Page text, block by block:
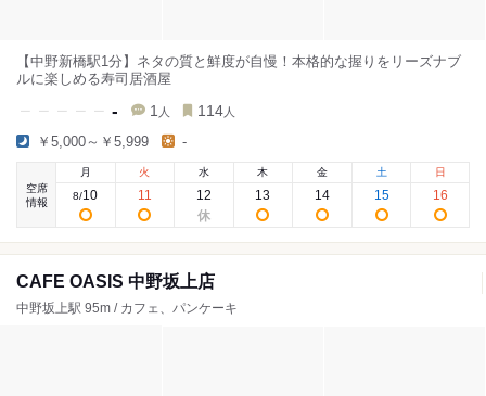
【中野新橋駅1分】ネタの質と鮮度が自慢！本格的な握りをリーズナブ
ルに楽しめる寿司居酒屋
- 1 人 114 人
￥5,000～￥5,999 -
空席
情報
月
8/10
火
11
水
12
木
13
金
14
土
15
日
16
CAFE OASIS 中野坂上店
中野坂上駅 95m / カフェ、パンケーキ